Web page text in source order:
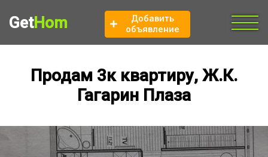
GetHom
Добавить
объявление
Продам 3к квартиру, Ж.К.
Гагарин Плаза